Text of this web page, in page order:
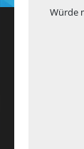
Würde